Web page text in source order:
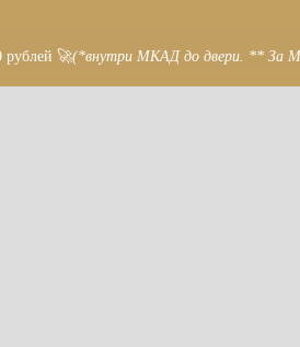
рублей 🚀(*внутри МКАД до двери. ** За